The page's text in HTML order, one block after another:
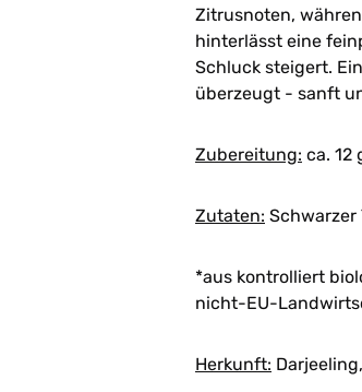
Zitrusnoten,
hinterlässt eine
Schluck steigert.
überzeugt - sanft
Zubereitung: ca. 12
Zutaten: Schwarzer
*aus kontrolliert
nicht-EU-
Herkunft: